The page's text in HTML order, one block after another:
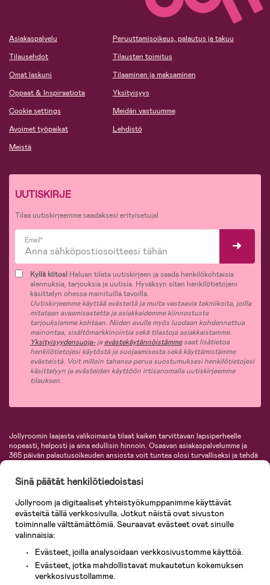
Asiakaspalvelu
Tilausehdot
Omat laskuni
Oppaat & Inspiraatiota
Cookie settings
Avoimet työpaikat
Meistä
Peruuttamisoikeus, palautus ja takuu
Tilausten toimitus
Tilaaminen ja maksaminen
Yksityisyys
Meidän vastuumme
Lehdistö
UUTISKIRJE
Tilaa uutiskirjeemme saadaksesi erityisetuja!
Email*
Kyllä kiitos! Haluan tilata uutiskirjeen ja saada henkilökohtaisia
alennuksia, tarjouksia ja uutisia. Hyväksyn siten henkilötietojeni
käsittelyn ohessa mainituilla tavoilla.
Uutiskirjeemme käyttää evästeitä ja muita vastaavia tekniikoita, joilla
mitataan avaamisastetta ja asiakkaidemme kiinnostusta
tarjouksiamme kohtaan. Niiden avulla myös luodaan kohdennettua
mainontaa, sisältömarkkinointia sekä tilastoja asiakkaistamme.
Yksityisyydensuoja-jaevästekäytännöistämmesaat lisätietoa
henkilötietojesi käytöstä ja suojaamisesta sekä käyttämistämme
evästeistä. Voit milloin tahansa perua suostumuksesi henkilötietojesi
käsittelyyn ja evästeiden käyttöön irtisanomalla uutiskirjeemme
tilauksen.
Jollyroomin laajasta valikoimasta tilaat kaiken tarvittavan lapsiperheelle
nopeasti, helposti ja aina edullisin hinnoin. Osaavan asiakaspalvelumme ja
365 päivän palautusoikeuden ansiosta voit tuntea olosi turvalliseksi ja tehdä
vaatteet vauvoille ja lapsille, inspiroivia sisustustuotteita lastenhuoneeseen,
lastentarvikkeita sekä paljon muuta. Meiltä löydät lukuisia tunnettuja
KidKraft, Ergobaby, Philips Avent, Neonate, Cybex, LEGO ja monia muita!
Tervetuloa shoppailemaan Pohjoismaiden suurimpaan lastentarvikkeiden
verkkokauppaan!
Sinä päätät henkilötiedoistasi
Jollyroom ja digitaaliset yhteistyökumppanimme käyttävät
evästeitä tällä verkkosivulla. Jotkut näistä ovat sivuston
toiminnalle välttämättömiä. Seuraavat evästeet ovat sinulle
valinnaisia:
Evästeet, joilla analysoidaan verkkosivustomme käyttöä.
Evästeet, jotka mahdollistavat mukautetun kokemuksen
verkkosivustollamme.